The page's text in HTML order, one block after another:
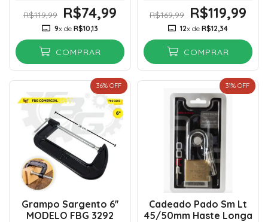
R$119,99 R$74,99
9x de R$10,13
COMPRAR
R$169,99 R$119,99
12x deR$12,34
COMPRAR
36% OFF
Grampo Sargento 6''
MODELO FBG 3292
31% OFF
Cadeado Pado Sm Lt
45/50mm Haste Longa